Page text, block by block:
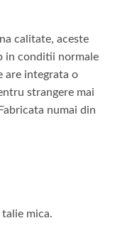
calitate, aceste
in conditii normale
are integrata o
strangere mai
numai din
talie mica.